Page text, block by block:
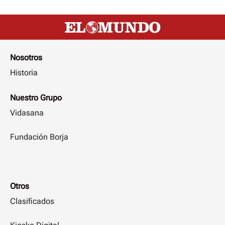
Nosotros
Historia
Nuestro Grupo
Vidasana
Fundación Borja
Otros
Clasificados